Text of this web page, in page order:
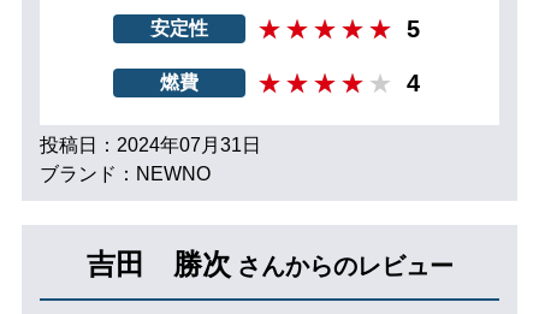
安定性 5
燃費 4
投稿日：2024年07月31日
ブランド：NEWNO
吉田 勝次 さんからのレビュー